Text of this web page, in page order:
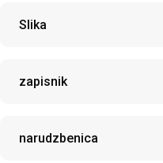
Slika
zapisnik
narudzbenica